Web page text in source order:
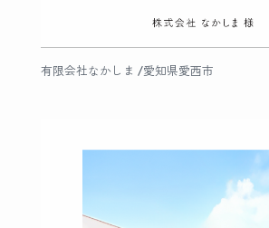
有限会社なかしま /愛知県愛西市